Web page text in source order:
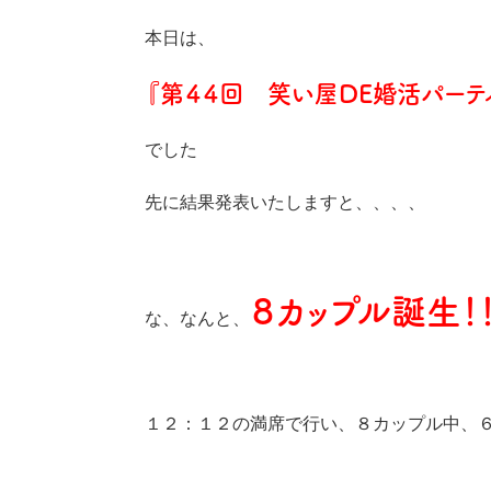
本日は、
『第４４回 笑い屋DE婚活パーテ
でした
先に結果発表いたしますと、、、、
な、なんと、 ８カップル誕生！
１２：１２の満席で行い、８カップル中、